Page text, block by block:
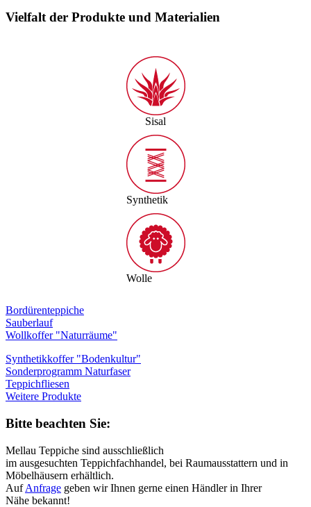
Vielfalt der Produkte und Materialien
Sisal
Synthetik
Wolle
Bordürenteppiche
Sauberlauf
Wollkoffer "Naturräume"
Synthetikkoffer "Bodenkultur"
Sonderprogramm Naturfaser
Teppichfliesen
Weitere Produkte
Bitte beachten Sie:
Mellau Teppiche sind ausschließlich
im ausgesuchten Teppichfachhandel, bei Raumausstattern und in
Möbelhäusern erhältlich.
AufAnfrage geben wir Ihnen gerne einen Händler in Ihrer
Nähe bekannt!